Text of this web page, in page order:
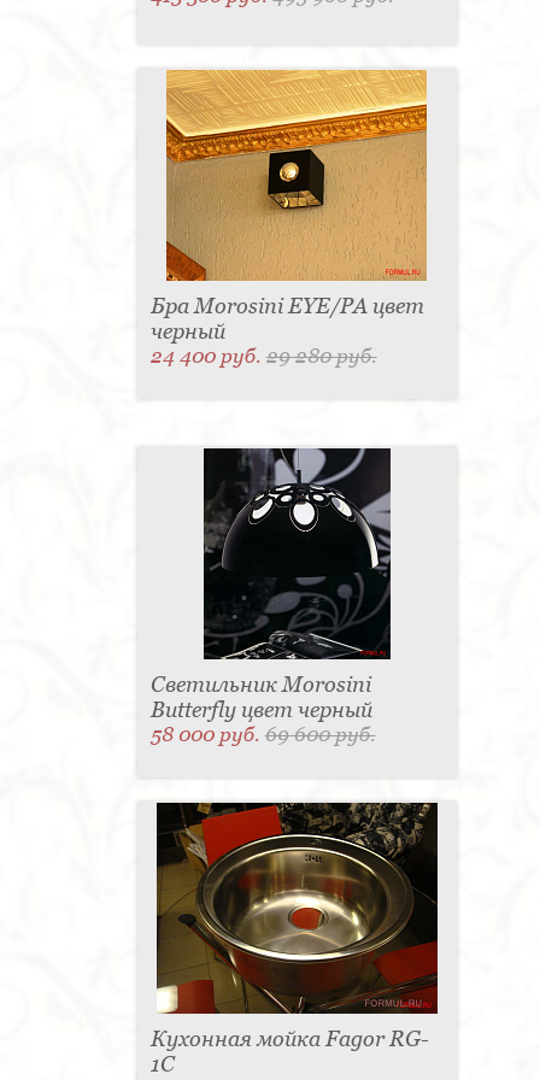
Бра Morosini EYE/PA цвет
черный
24 400 руб.29 280 руб.
Светильник Morosini
Butterfly цвет черный
58 000 руб.69 600 руб.
Кухонная мойка Fagor RG-
1C